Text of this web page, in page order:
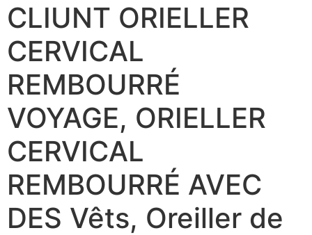
CLIUNT ORIELLER
CERVICAL
REMBOURRÉ
VOYAGE, ORIELLER
CERVICAL
REMBOURRÉ AVEC
DES Vêts, Oreiller de